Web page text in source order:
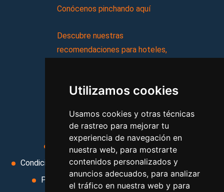
Utilizamos cookies
Usamos cookies y otras técnicas
de rastreo para mejorar tu
experiencia de navegación en
nuestra web, para mostrarte
contenidos personalizados y
anuncios adecuados, para analizar
el tráfico en nuestra web y para
Conócenos pinchando aquí
Descubre nuestras
recomendaciones para hoteles,
viajes, y mucho más!
MI AGENCIA
Aviso legal
Condiciones de uso
Condiciones Generales
Ley de Viajes Combinados
Política de privacidad
Uso de cookies